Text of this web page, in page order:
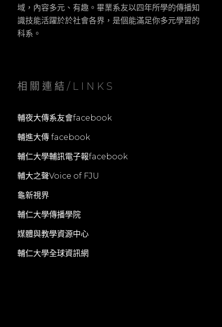
域，內容多元、有趣。畢業系友以四年所學的傳播知
識技能活躍於於社會各界，是個能滿足你多元學習的
科系。
相關連結/LINKS
輔夜大傳系友會facebook
輔進大傳 facebook
輔仁大學輔訊電子報facebook
輔大之聲Voice of FJU
龜新視界
輔仁大學傳播學院
媒體與教學資源中心
輔仁大學全球資訊網